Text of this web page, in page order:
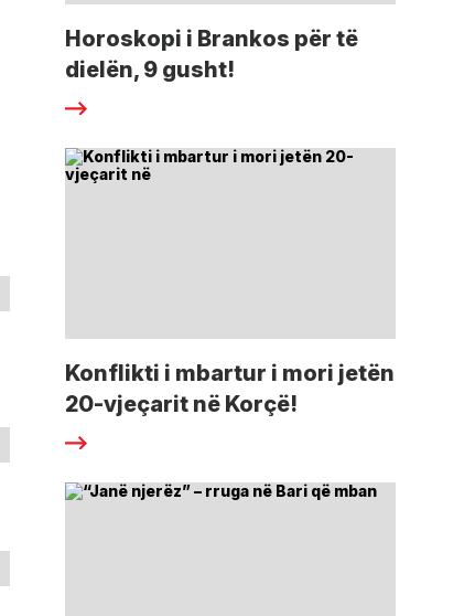
Horoskopi i Brankos për të
dielën, 9 gusht!
Konflikti i mbartur i mori jetën
20-vjeçarit në Korçë!